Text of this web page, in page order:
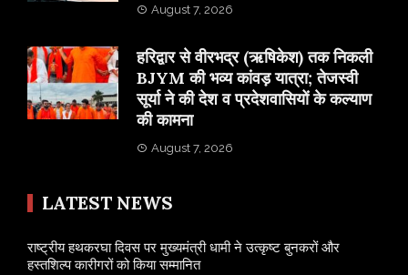
August 7, 2026
​हरिद्वार से वीरभद्र (ऋषिकेश) तक निकली
BJYM की भव्य कांवड़ यात्रा; तेजस्वी
सूर्या ने की देश व प्रदेशवासियों के कल्याण
की कामना
August 7, 2026
LATEST NEWS
राष्ट्रीय हथकरघा दिवस पर मुख्यमंत्री धामी ने उत्कृष्ट बुनकरों और
हस्तशिल्प कारीगरों को किया सम्मानित